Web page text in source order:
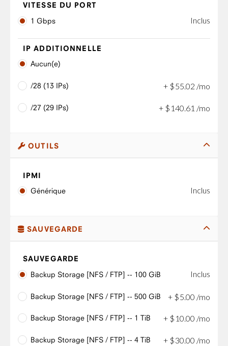
VITESSE DU PORT
1 Gbps
Inclus
IP ADDITIONNELLE
Aucun(e)
/28 (13 IPs) + $55.02 /mo
/27 (29 IPs) + $ 140.61 /mo
OUTILS
IPMI
Générique
Inclus
SAUVEGARDE
SAUVEGARDE
Backup Storage [NFS / FTP] -- 100 GiB
Inclus
Backup Storage [NFS / FTP] -- 500 GiB + $5 00 /mo
Backup Storage [NFS / FTP] -- 1 TiB + $ 10.00 /mo
Backup Storage [NFS / FTP] -- 4 TiB + $30.00 /mo